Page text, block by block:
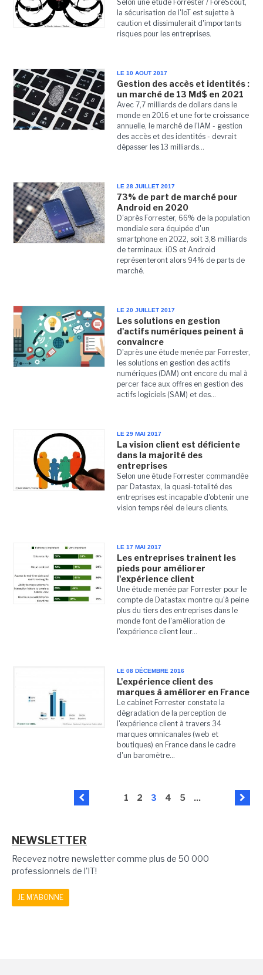
Selon une étude Forrester / ForeScout,
la sécurisation de l'IoT est sujette à
caution et dissimulerait d'importants
risques pour les entreprises.
LE 10 AOUT 2017
Gestion des accès et identités :
un marché de 13 Md$ en 2021
Avec 7,7 milliards de dollars dans le
monde en 2016 et une forte croissance
annuelle, le marché de l'IAM - gestion
des accès et des identités - devrait
dépasser les 13 milliards...
LE 28 JUILLET 2017
73% de part de marché pour
Android en 2020
D'après Forrester, 66% de la population
mondiale sera équipée d'un
smartphone en 2022, soit 3,8 milliards
de terminaux. iOS et Android
représenteront alors 94% de parts de
marché.
LE 20 JUILLET 2017
Les solutions en gestion
d'actifs numériques peinent à
convaincre
D'après une étude menée par Forrester,
les solutions en gestion des actifs
numériques (DAM) ont encore du mal à
percer face aux offres en gestion des
actifs logiciels (SAM) et des...
LE 29 MAI 2017
La vision client est déficiente
dans la majorité des
entreprises
Selon une étude Forrester commandée
par Datastax, la quasi-totalité des
entreprises est incapable d'obtenir une
vision temps réel de leurs clients.
LE 17 MAI 2017
Les entreprises trainent les
pieds pour améliorer
l'expérience client
Une étude menée par Forrester pour le
compte de Datastax montre qu'à peine
plus du tiers des entreprises dans le
monde font de l'amélioration de
l'expérience client leur...
LE 08 DÉCEMBRE 2016
L'expérience client des
marques à améliorer en France
Le cabinet Forrester constate la
dégradation de la perception de
l'expérience client à travers 34
marques omnicanales (web et
boutiques) en France dans le cadre
d'un baromètre...
1 2 3 4 5 ...
NEWSLETTER
Recevez notre newsletter comme plus de 50 000
professionnels de l'IT!
JE M'ABONNE